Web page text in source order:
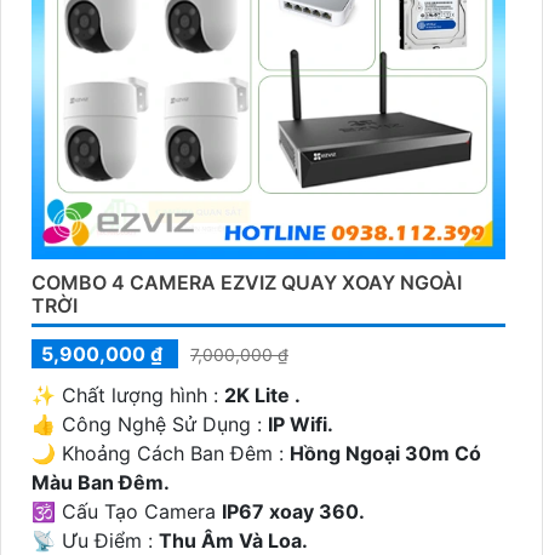
COMBO 4 CAMERA EZVIZ QUAY XOAY NGOÀI
TRỜI
5,900,000 ₫
7,000,000 ₫
✨ Chất lượng hình : 2K Lite .
👍 Công Nghệ Sử Dụng : IP Wifi.
🌙 Khoảng Cách Ban Đêm : Hồng Ngoại 30m Có
Màu Ban Ðêm.
🕉️ Cấu Tạo Camera IP67 xoay 360.
️📡 Ưu Điểm : Thu Âm Và Loa.